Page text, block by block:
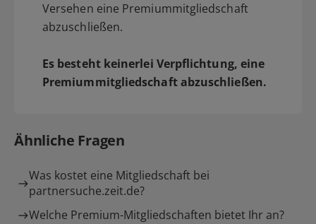
Versehen eine Premiummitgliedschaft
abzuschließen.
Es besteht keinerlei Verpflichtung, eine
Premiummitgliedschaft abzuschließen.
Ähnliche Fragen
Was kostet eine Mitgliedschaft bei
partnersuche.zeit.de?
Welche Premium-Mitgliedschaften bietet Ihr an?